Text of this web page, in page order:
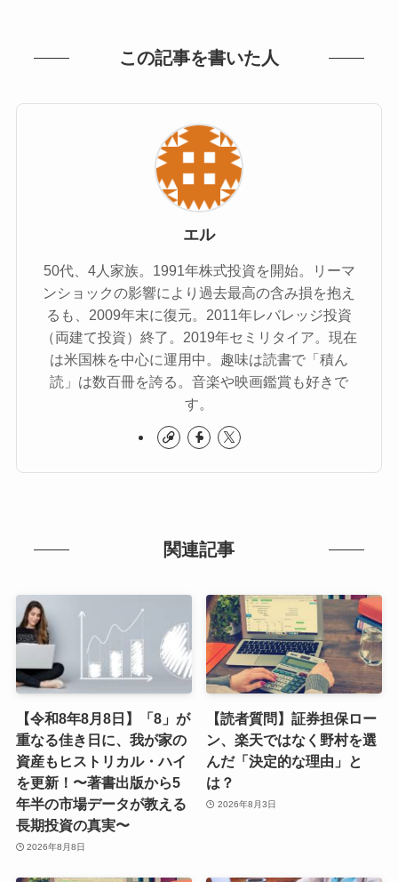
この記事を書いた人
エル
50代、4人家族。1991年株式投資を開始。リーマ
ンショックの影響により過去最高の含み損を抱え
るも、2009年末に復元。2011年レバレッジ投資
（両建て投資）終了。2019年セミリタイア。現在
は米国株を中心に運用中。趣味は読書で「積ん
読」は数百冊を誇る。音楽や映画鑑賞も好きで
す。
関連記事
【令和8年8月8日】「8」が
重なる佳き日に、我が家の
資産もヒストリカル・ハイ
を更新！〜著書出版から5
年半の市場データが教える
長期投資の真実〜
2026年8月8日
【読者質問】証券担保ロー
ン、楽天ではなく野村を選
んだ「決定的な理由」と
は？
2026年8月3日